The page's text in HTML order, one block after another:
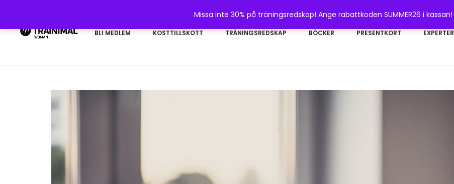
Missa inte 30% på träningsredskap! Ange rabattkoden SUMMER26 i kassan!
BLI MEDLEM KOSTTILLSKOTT TRÄNINGSREDSKAP BÖCKER PRESENTKORT EXPERTER